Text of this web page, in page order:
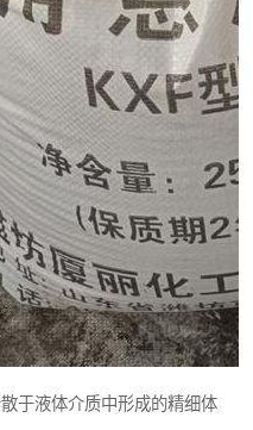
于液体介质中形成的精细体